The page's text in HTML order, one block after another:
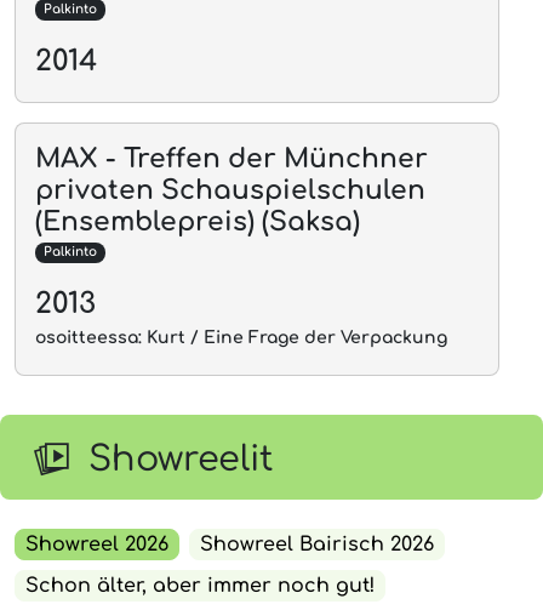
Palkinto
2014
MAX - Treffen der Münchner
privaten Schauspielschulen
(Ensemblepreis) (Saksa)
Palkinto
2013
osoitteessa: Kurt / Eine Frage der Verpackung
Showreelit
Showreel 2026
Showreel Bairisch 2026
Schon älter, aber immer noch gut!